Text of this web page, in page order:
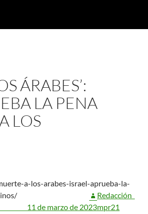
ÁRABES’:
LA PENA
LOS
a-los-arabes-israel-aprueba-la-
los-palestinos/
Redacción
de 2023mpr21